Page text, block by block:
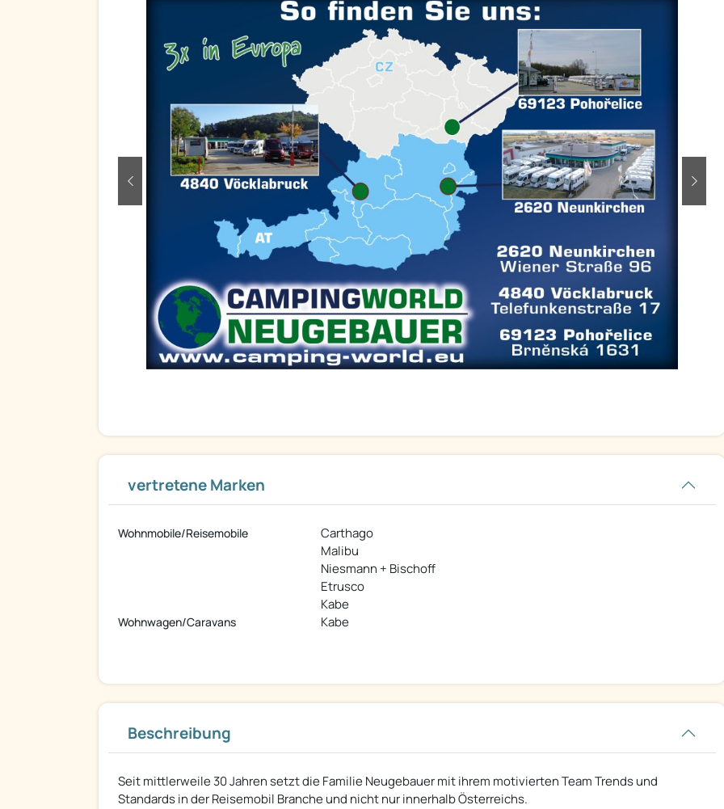
zurück
vertretene Marken
Wohnmobile/Reisemobile
Carthago
Malibu
Niesmann + Bischoff
Etrusco
Kabe
Wohnwagen/Caravans Kabe
Beschreibung
Seit mittlerweile 30 Jahren setzt die Familie Neugebauer mit ihrem motivierten Team Trends und
Standards in der Reisemobil Branche und nicht nur innerhalb Österreichs.